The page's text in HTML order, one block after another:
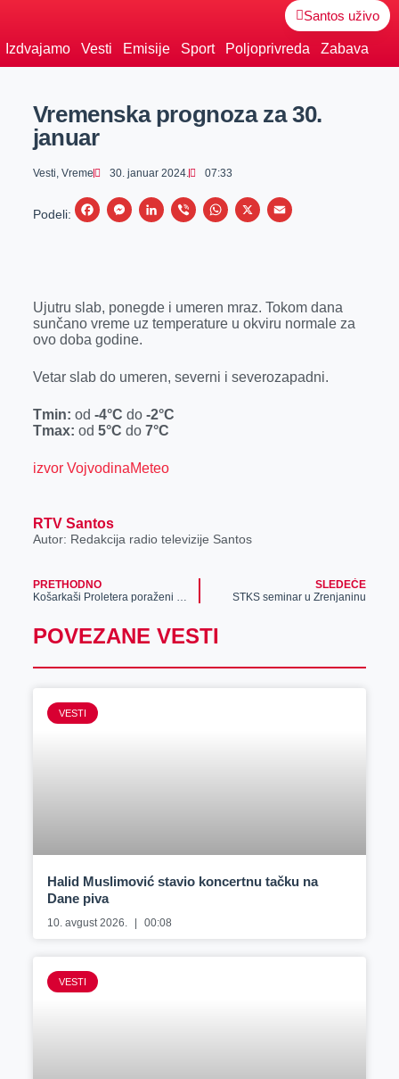
Santos uživo
Izdvajamo Vesti Emisije Sport Poljoprivreda Zabava
Vremenska prognoza za 30.
januar
Vesti, Vreme 30. januar 2024. 07:33
Podeli:
F
b
o
k
M
e
n
e
r
L
e
n
V
r
W
s
p
X
E
l
Ujutru slab, ponegde i umeren mraz. Tokom dana
sunčano vreme uz temperature u okviru normale za
ovo doba godine.
Vetar slab do umeren, severni i severozapadni.
Tmin: od -4°C do -2°C
Tmax: od 5°C do 7°C
izvor VojvodinaMeteo
RTV Santos
Autor: Redakcija radio televizije Santos
PRETHODNO
Košarkaši Proletera poraženi u derbiju od Radničkog
SLEDEĆE
STKS seminar u Zrenjaninu
POVEZANE VESTI
VESTI
Halid Muslimović stavio koncertnu tačku na
Dane piva
10. avgust 2026. 00:08
VESTI